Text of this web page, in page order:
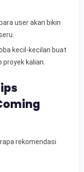
user akan bikin
kecil-kecilan buat
kalian.
rekomendasi